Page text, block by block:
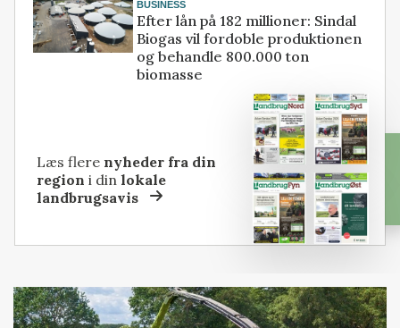
BUSINESS
Efter lån på 182 millioner: Sindal
Biogas vil fordoble produktionen
og behandle 800.000 ton
biomasse
Læs flere nyheder fra din
region i dinlokale
landbrugsavis